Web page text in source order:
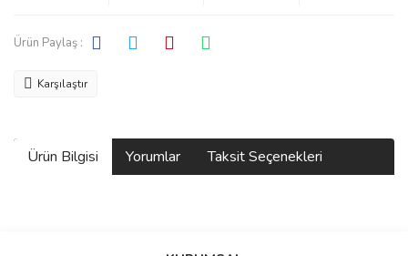
Ürün Paylaş :
Karşılaştır
Ürün Bilgisi Yorumlar Taksit Seçenekleri